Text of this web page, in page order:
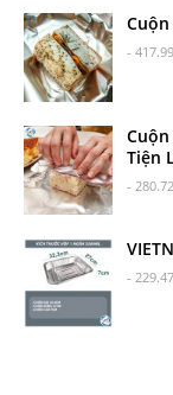
-
Cuộn
Tiện
-
-